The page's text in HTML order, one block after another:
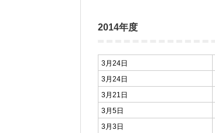
2014年度
3月24日
3月24日
3月21日
3月5日
3月3日